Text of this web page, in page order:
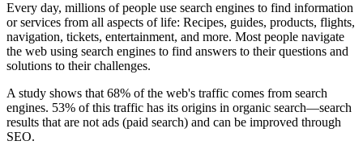
Every day, millions of people use search engines to find information
or services from all aspects of life: Recipes, guides, products, flights,
navigation, tickets, entertainment, and more. Most people navigate
the web using search engines to find answers to their questions and
solutions to their challenges.
A study shows that 68% of the web's traffic comes from search
engines. 53% of this traffic has its origins in organic search—search
results that are not ads (paid search) and can be improved through
SEO.